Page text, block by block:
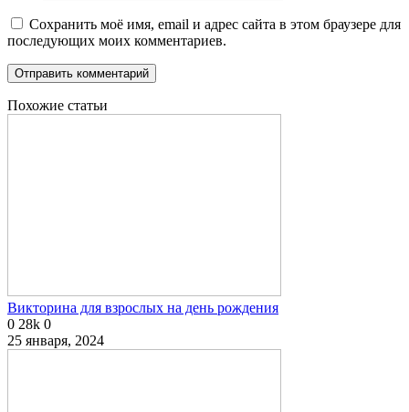
Сохранить моё имя, email и адрес сайта в этом браузере для
последующих моих комментариев.
Похожие статьи
Викторина для взрослых на день рождения
0 28k 0
25 января, 2024